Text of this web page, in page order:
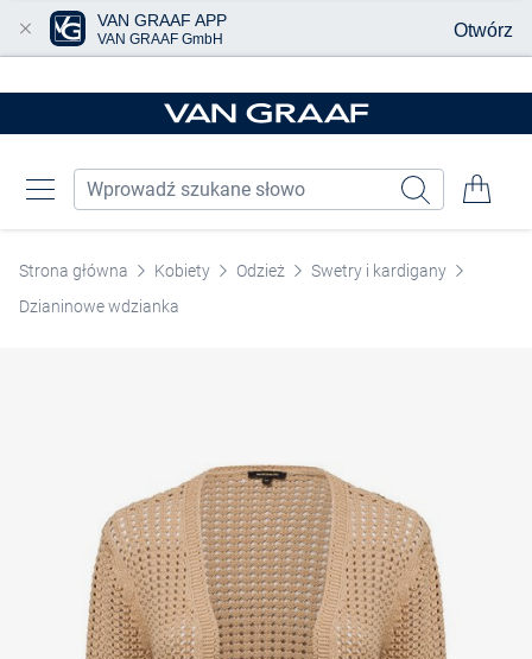
Strona główna Kobiety Odzież
Swetry i kardigany
Dzianinowe wdzianka
VAN GRAAF APP
VAN GRAAF GmbH Otwórz